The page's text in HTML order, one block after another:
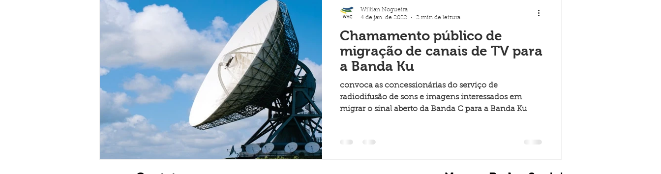
Chamamento público de
migração de canais de TV para
a Banda Ku
convoca as concessionárias do serviço de
radiodifusão de sons e imagens interessados em
migrar o sinal aberto da Banda C para a Banda Ku
Willian Nogueira
4 de jan. de 2022
2 min de leitura